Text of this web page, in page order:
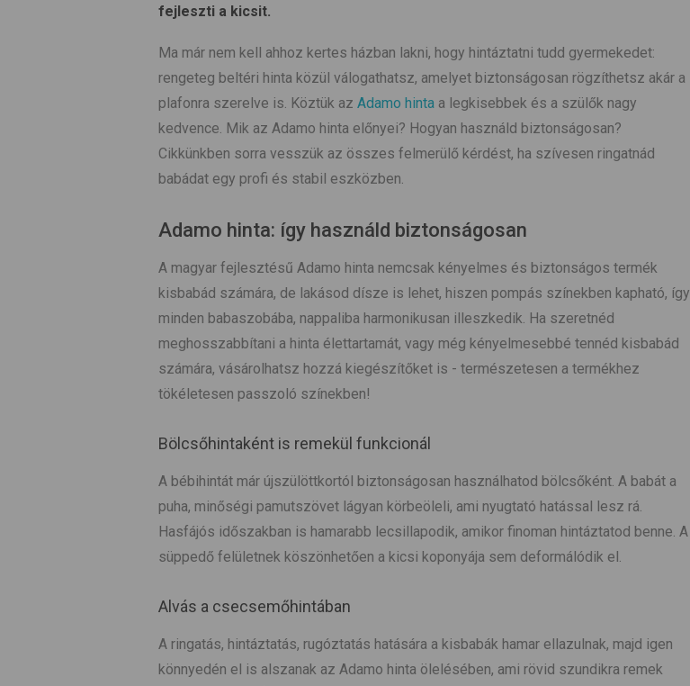
fejleszti a kicsit.
Ma már nem kell ahhoz kertes házban lakni, hogy hintáztatni tudd gyermekedet:
rengeteg beltéri hinta közül válogathatsz, amelyet biztonságosan rögzíthetsz akár a
plafonra szerelve is. Köztük az Adamo hinta a legkisebbek és a szülők nagy
kedvence. Mik az Adamo hinta előnyei? Hogyan használd biztonságosan?
Cikkünkben sorra vesszük az összes felmerülő kérdést, ha szívesen ringatnád
babádat egy profi és stabil eszközben.
Adamo hinta: így használd biztonságosan
A magyar fejlesztésű Adamo hinta nemcsak kényelmes és biztonságos termék
kisbabád számára, de lakásod dísze is lehet, hiszen pompás színekben kapható, így
minden babaszobába, nappaliba harmonikusan illeszkedik. Ha szeretnéd
meghosszabbítani a hinta élettartamát, vagy még kényelmesebbé tennéd kisbabád
számára, vásárolhatsz hozzá kiegészítőket is - természetesen a termékhez
tökéletesen passzoló színekben!
Bölcsőhintaként is remekül funkcionál
A bébihintát már újszülöttkortól biztonságosan használhatod bölcsőként. A babát a
puha, minőségi pamutszövet lágyan körbeöleli, ami nyugtató hatással lesz rá.
Hasfájós időszakban is hamarabb lecsillapodik, amikor finoman hintáztatod benne. A
süppedő felületnek köszönhetően a kicsi koponyája sem deformálódik el.
Alvás a csecsemőhintában
A ringatás, hintáztatás, rugóztatás hatására a kisbabák hamar ellazulnak, majd igen
könnyedén el is alszanak az Adamo hinta ölelésében, ami rövid szundikra remek